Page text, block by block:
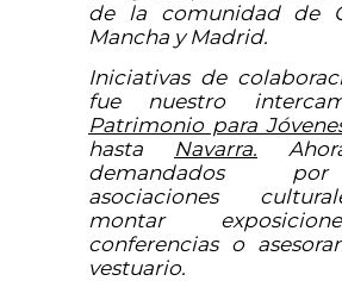
de la comunidad de
Mancha y Madrid.
Iniciativas de
fue nuestro
Patrimonio para
hasta Navarra.
demandados
asociaciones
montar
conferencias o
vestuario.